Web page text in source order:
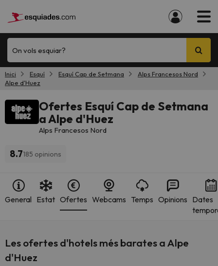
On vols esquiar?
Inici Esquí Esquí Cap de Setmana
Alps Francesos Nord
Alpe d'Huez
Ofertes Esquí Cap de Setmana
a Alpe d'Huez
Alps Francesos Nord
8.7185 opinions
General Estat Ofertes Webcams Temps Opinions Dates
Les ofertes d'hotels més barates a Alpe
d'Huez